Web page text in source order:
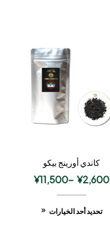
كاندي أورينج بيكو
¥2,600
–
¥11,500
تحديد أحد الخيارات